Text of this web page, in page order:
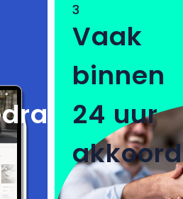
3
Vaak
binnen
24 uur
akkoord